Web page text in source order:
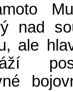
nad
ale